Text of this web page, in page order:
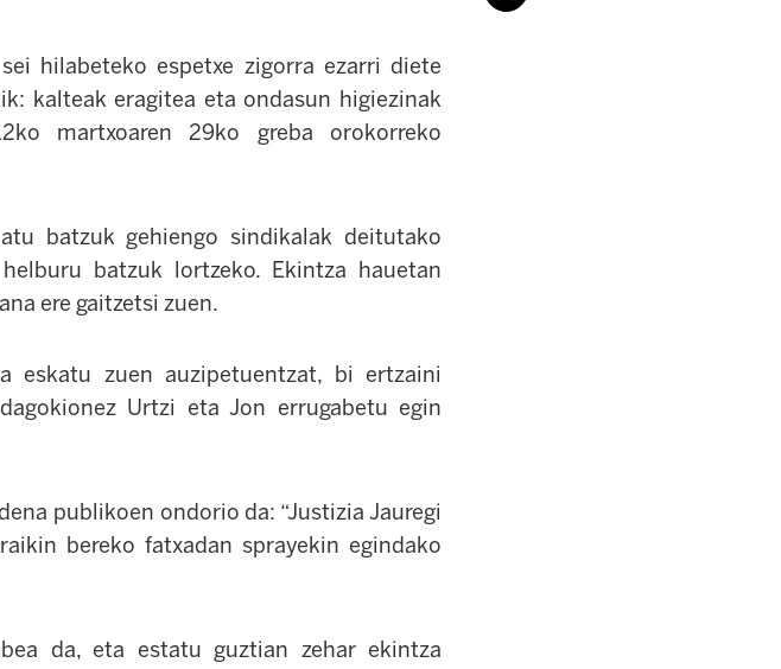
hilabeteko espetxe zigorra ezarri diete
kalteak eragitea eta ondasun higiezinak
martxoaren 29ko greba orokorreko
batzuk gehiengo sindikalak deitutako
batzuk lortzeko. Ekintza hauetan
ere gaitzetsi zuen.
eskatu zuen auzipetuentzat, bi ertzaini
Urtzi eta Jon errugabetu egin
publikoen ondorio da: “Justizia Jauregi
bereko fatxadan sprayekin egindako
da, eta estatu guztian zehar ekintza